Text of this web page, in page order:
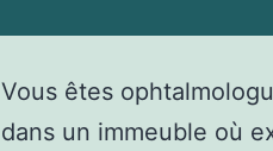
Vous êtes
dans un immeuble où